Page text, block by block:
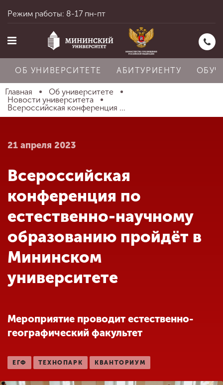
Главная
Абитуриенту
Обучение
Наука
Другие виды
Режим работы: 8-17 пн-пт
ОБ УНИВЕРСИТЕТЕ АБИТУРИЕНТУ
Главная
Об университете
Новости университета
Всероссийская конференция ...
21 апреля 2023
Всероссийская
конференция по
естественно-научному
образованию пройдёт в
Мининском
университете
Мероприятие проводит естественно-
географический факультет
ЕГФ ТЕХНОПАРК КВАНТОРИУМ